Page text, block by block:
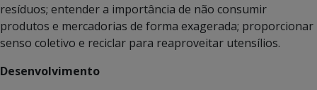
resíduos; entender a importância de não consumir
produtos e mercadorias de forma exagerada; proporcionar
senso coletivo e reciclar para reaproveitar utensílios.
Desenvolvimento